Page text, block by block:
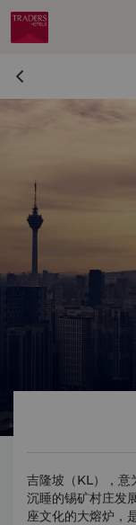
吉隆坡（KL），意
沉睡的锡矿村庄发
座文化的大熔炉，